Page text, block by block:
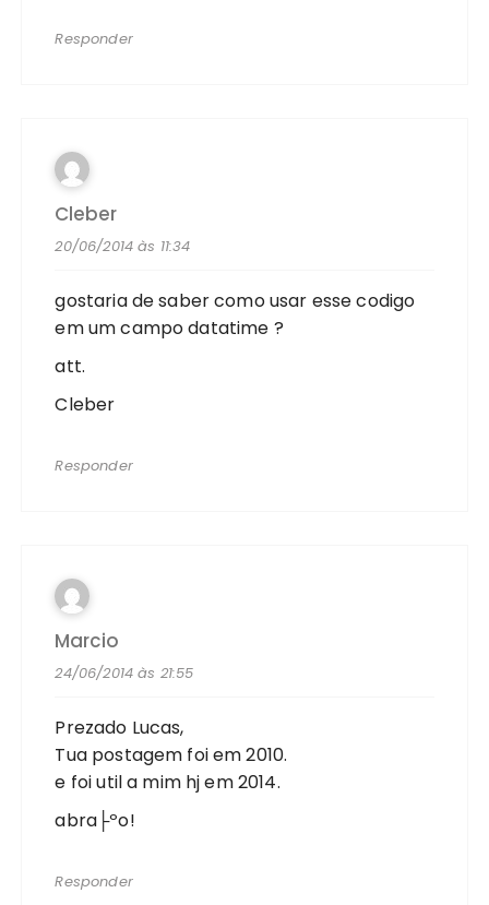
Responder
Cleber
20/06/2014 às 11:34
gostaria de saber como usar esse codigo
em um campo datatime ?
att.
Cleber
Responder
Marcio
24/06/2014 às 21:55
Prezado Lucas,
Tua postagem foi em 2010.
e foi util a mim hj em 2014.
abra├ºo!
Responder